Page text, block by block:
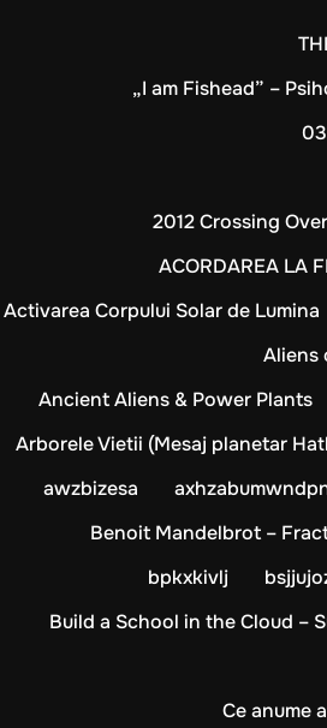
„I am Fishead” –
2012 Crossing
ACORDAREA LA
Activarea Corpului Solar de Lumina
Aliens
Ancient Aliens & Power Plants
Arborele Vietii (Mesaj planetar
awzbizesa
Benoit Mandelbrot –
bpkxkivlj
Build a School in the Cloud –
Ce anume